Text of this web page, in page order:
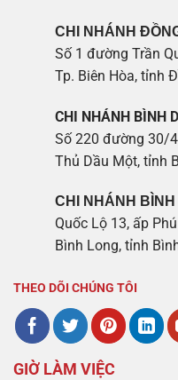
CHI NHÁNH
Số 1 đường Trần
Tp. Biên Hòa, tỉnh
CHI NHÁNH BÌNH
Số 220 đường 30/
Thủ Dầu Một, tỉnh
CHI NHÁNH
Quốc Lộ 13, ấp
Bình Long, tỉnh
THEO DÕI CHÚNG TÔI
GIỜ LÀM VIỆC